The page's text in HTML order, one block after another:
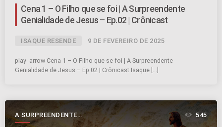
Cena 1 – O Filho que se foi | A Surpreendente
Genialidade de Jesus – Ep.02 | Crônicast
ISAQUE RESENDE 9 DE FEVEREIRO DE 2025
play_arrow Cena 1 – O Filho que se foi | A Surpreendente
Genialidade de Jesus – Ep.02 | Crônicast Isaque […]
A SURPREENDENTE
GENIALIDADE DE JESUS
545